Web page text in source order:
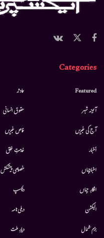
Categories
Featured
آئینہ شہر
آج کی خبریں
أخبار
اخبارجہاں
افکارِ جہاں
الیکشن
بزم شمال
حادثہ
حقوق انسانی
خاص خبریں
خدمتِ خلق
خصوصی پیشکش
دلچسپ
دہلی نامہ
دیارِ ملت